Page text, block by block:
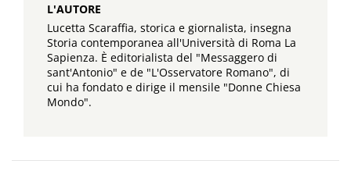
L'AUTORE
Lucetta Scaraffia, storica e giornalista, insegna
Storia contemporanea all'Università di Roma La
Sapienza. È editorialista del "Messaggero di
sant'Antonio" e de "L'Osservatore Romano", di
cui ha fondato e dirige il mensile "Donne Chiesa
Mondo".